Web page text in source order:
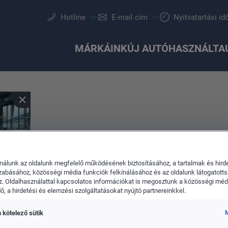
MÁRKÁINK
SEAT Škoda
ÚJ AUTÓ
Ajánlatok és akciók Konfigurálás
Részletes keresés Akció
foglalás Keréktárcsák
Csapatunk Szolgáltatások
Hotline E-mail cím Nyitvatartási
az oldalunk megfelelő működésének biztosításához, a tartalmak és
közösségi média funkciók felkínálásához és az oldalunk
Oldalhasználattal kapcsolatos információkat is megosztunk a közösségi
a hirdetési és elemzési szolgáltatásokat nyújtó partnereinkkel.
kötelező sütik